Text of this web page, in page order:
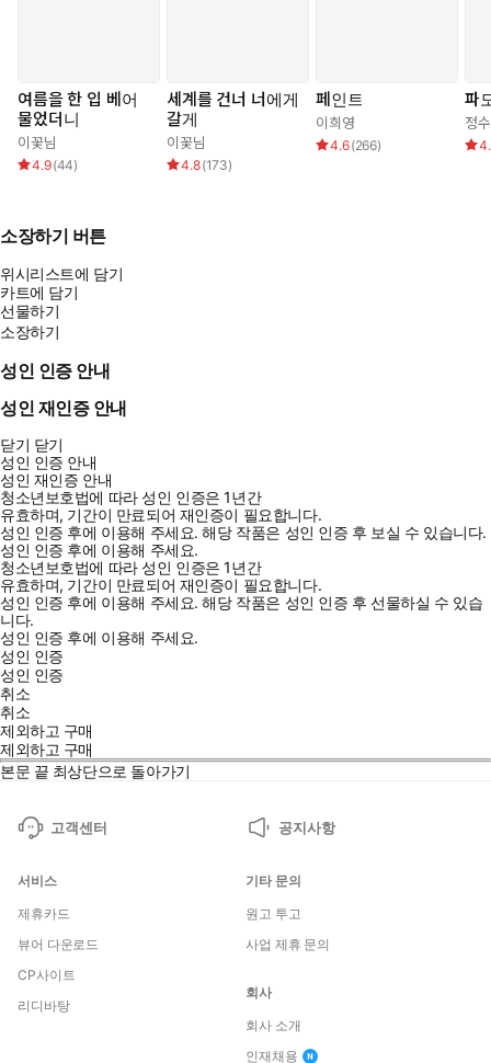
여름을 한 입 베어
물었더니
이꽃님
4.9(44)
세계를 건너 너에게
갈게
이꽃님
4.8(173)
페인트
이희영
4.6(266)
파
정
소장하기 버튼
위시리스트에 담기
카트에 담기
선물하기
소장하기
성인 인증 안내
성인 재인증 안내
닫기 닫기
성인 인증 안내
성인 재인증 안내
청소년보호법에 따라 성인 인증은 1년간
유효하며, 기간이 만료되어 재인증이 필요합니다.
성인 인증 후에 이용해 주세요.해당 작품은 성인 인증 후 보실 수 있습니다.
성인 인증 후에 이용해 주세요.
청소년보호법에 따라 성인 인증은 1년간
유효하며, 기간이 만료되어 재인증이 필요합니다.
성인 인증 후에 이용해 주세요.해당 작품은 성인 인증 후 선물하실 수 있습
니다.
성인 인증 후에 이용해 주세요.
성인 인증
성인 인증
취소
취소
제외하고 구매
제외하고 구매
본문 끝 최상단으로 돌아가기
고객센터 공지사항
서비스
제휴카드
뷰어 다운로드
CP사이트
리디바탕
기타 문의
원고 투고
사업 제휴 문의
회사
회사 소개
인재채용